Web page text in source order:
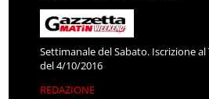
Settimanale del Sabato. Iscrizione
del 4/10/2016
REDAZIONE